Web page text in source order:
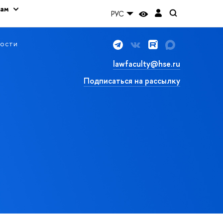
РУС
lawfaculty@hse.ru
Подписаться на рассылку